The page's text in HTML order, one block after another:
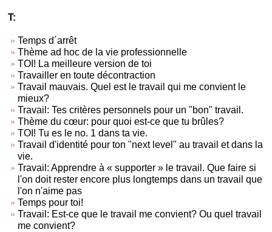
T:
Temps d´arrêt
Thème ad hoc de la vie professionnelle
TOI! La meilleure version de toi
Travailler en toute décontraction
Travail mauvais. Quel est le travail qui me convient le
mieux?
Travail: Tes critères personnels pour un "bon" travail.
Thème du cœur: pour quoi est-ce que tu brûles?
TOI! Tu es le no. 1 dans ta vie.
Travail d'identité pour ton "next level" au travail et dans la
vie.
Travail: Apprendre à « supporter » le travail. Que faire si
l'on doit rester encore plus longtemps dans un travail que
l'on n'aime pas
Temps pour toi!
Travail: Est-ce que le travail me convient? Ou quel travail
me convient?